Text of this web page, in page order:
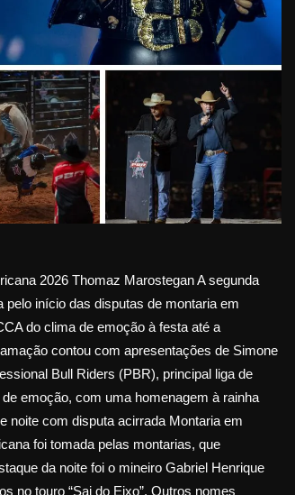
2026 Thomaz Marostegan A segunda
pelo início das disputas de montaria em
do clima de emoção à festa até a
contou com apresentações de Simone
Bull Riders (PBR), principal liga de
emoção, com uma homenagem à rainha
noite com disputa acirrada Montaria em
foi tomada pelas montarias, que
da noite foi o mineiro Gabriel Henrique
no touro “Sai do Eixo”. Outros nomes